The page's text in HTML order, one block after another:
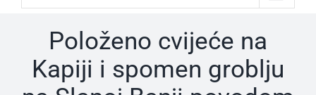
Položeno cvijeće na
Kapiji i spomen groblju